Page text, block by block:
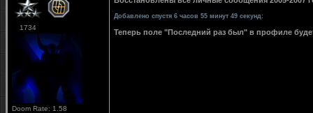
1734
Doom Rate: 1.58
Добавлено спустя 6 часов 55 минут 49 секунд:
Теперь поле "Последний раз был" в профиле